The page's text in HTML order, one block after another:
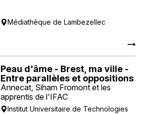
Médiathèque de Lambezellec
Peau d'âme - Brest, ma ville -
Entre parallèles et oppositions
Annecat, Siham Fromont et les
apprentis de l'IFAC
Institut Universitaire de Technologies